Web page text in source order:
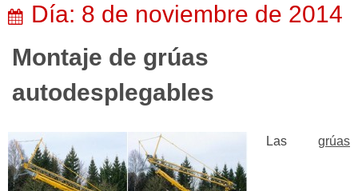
Día: 8 de noviembre de 2014
Montaje de grúas
autodesplegables
Las grúas